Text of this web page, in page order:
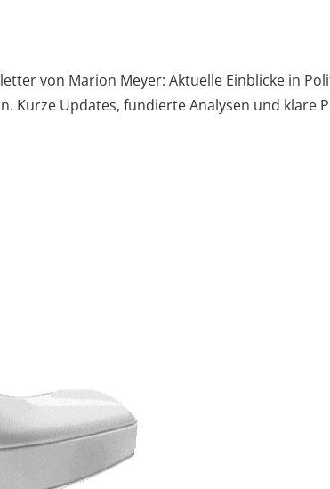
von Marion Meyer: Aktuelle Einblicke in
Kurze Updates, fundierte Analysen und klare